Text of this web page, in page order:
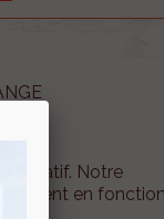
Notre
en fonction